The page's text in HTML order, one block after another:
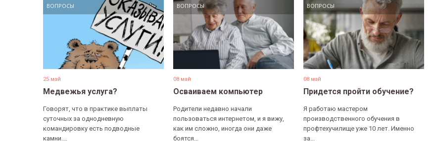
ВОПРОСЫ
25 май
Медвежья услуга?
Говорят, что в практике выплаты
суточных за однодневную
командировку есть подводные
камни....
ВОПРОСЫ
08 май
Осваиваем компьютер
Родители недавно начали
пользоваться интернетом, и я вижу,
как им сложно, иногда они даже
боятся...
ВОПРОСЫ
08 май
Придется пройти обучение?
Я работаю мастером
производственного обучения в
профтехучилище уже 10 лет. Именно
за...